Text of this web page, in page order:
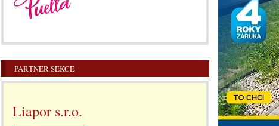
PARTNER SEKCE
Liapor s.r.o.